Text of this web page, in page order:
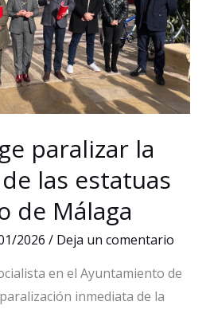
paralizar la
las estatuas
de Málaga
2026 / Deja un comentario
en el Ayuntamiento de
inmediata de la